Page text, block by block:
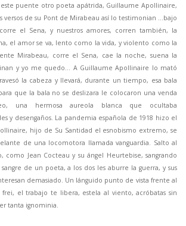
este puente otro poeta apátrida, Guillaume Apollinaire,
versos de su Pont de Mirabeau así lo testimonian …bajo
el Sena, y nuestros amores, corren también, la
el amor se va, lento como la vida, y violento como la
Mirabeau, corre el Sena, cae la noche, suena la
y yo me quedo… A Guillaume Apollinaire lo mató
la cabeza y llevará, durante un tiempo, esa bala
que la bala no se deslizara le colocaron una venda
una hermosa aureola blanca que ocultaba
y desengaños. La pandemia española de 1918 hizo el
hijo de Su Santidad el esnobismo extremo, se
de una locomotora llamada vanguardia. Salto al
como Jean Cocteau y su ángel Heurtebise, sangrando
sangre de un poeta, a los dos les aburre la guerra, y sus
demasiado. Un lánguido punto de vista frente al
el trabajo te libera, estela al viento, acróbatas sin
tanta ignominia.